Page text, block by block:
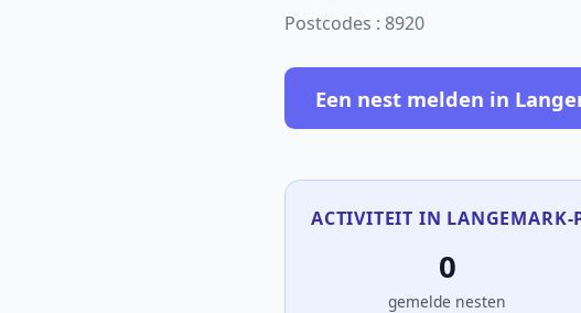
Postcodes : 8920
Een nest melden in
ACTIVITEIT IN LANGEMARK-
0
gemelde nesten